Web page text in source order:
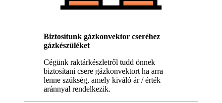
Biztosítunk gázkonvektor cseréhez
gázkészüléket
Cégünk raktárkészletről tudd önnek
biztosítani csere gázkonvektort ha arra
lenne szükség, amely kiváló ár / érték
aránnyal rendelkezik.